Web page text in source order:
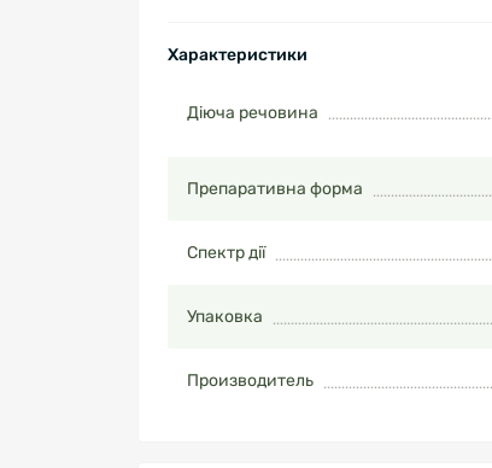
Характеристики
Діюча речовина
Препаративна форма
Спектр дії
Упаковка
Производитель